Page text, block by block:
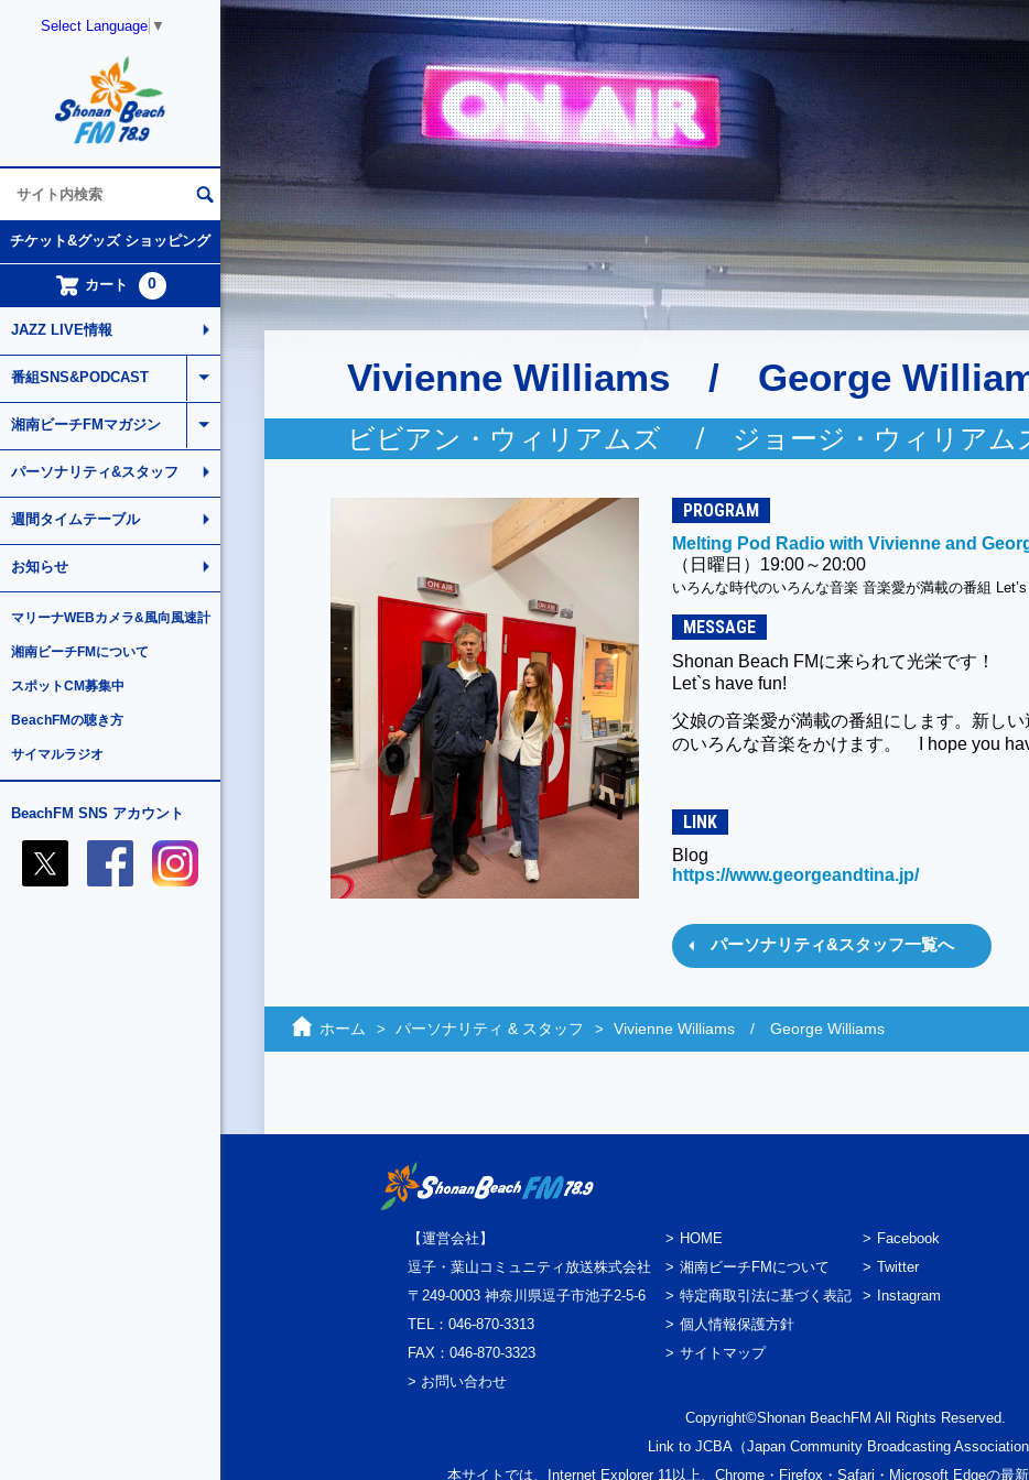
Select Language ▼
チケット&グッズ ショッピング
カート 0
JAZZ LIVE情報
番組SNS&PODCAST
湘南ビーチFMマガジン
パーソナリティ&スタッフ
週間タイムテーブル
お知らせ
マリーナWEBカメラ&風向風速計
湘南ビーチFMについて
スポットCM募集中
BeachFMの聴き方
サイマルラジオ
BeachFM SNS アカウント
Vivienne Williams / George
ビビアン・ウィリアムズ / ジョージ・ウィリアム
PROGRAM
Melting Pod Radio with Vivienne and
（日曜日）19:00～20:00
いろんな時代のいろんな音楽 音楽愛が満載の番組
MESSAGE
Shonan Beach FMに来られて光栄です！
Let`s have fun!
父娘の音楽愛が満載の番組にします。新し
のいろんな音楽をかけます。 I hope you
LINK
Blog
https://www.georgeandtina.jp/
パーソナリティ&スタッフ一覧へ
ホーム パーソナリティ & スタッフ Vivienne Williams / George Williams
【運営会社】
逗子・葉山コミュニティ放送株式会社
〒249-0003 神奈川県逗子市池子2-5-6
TEL：046-870-3313
FAX：046-870-3323
> お問い合わせ
HOME
湘南ビーチFMについて
特定商取引法に基づく表記
個人情報保護方針
サイトマップ
Facebook
Twitter
Instagram
Copyright©Shonan BeachFM All Rights Reserved.
Link to JCBA（Japan Community Broadcasting Association
本サイトでは、Internet Explorer 11以上、Chrome・Firefox・Safari・Microsoft Edgeの最